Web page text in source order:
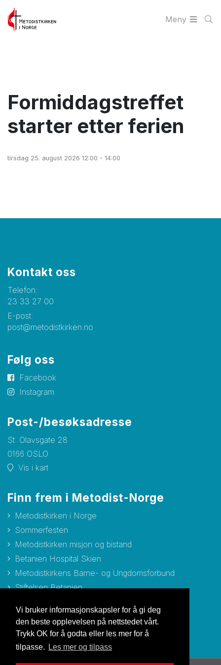
Vi bruker informasjonskapsler for å gi deg
den beste opplevelsen på nettstedet vårt.
Trykk OK for å godta eller les mer for å
tilpasse.
Les mer og tilpass
Meny
Formiddagstreffet
starter etter ferien
tirsdag 25. august 2026 12:00 - 14:00
Kontakt oss
Telefon:
23 33 27 00
E-post:
post@metodistkirken.no
Følg oss
Facebook
Instagram
Post-/besøksadresse
St. Olavsgate 28
0166 OSLO
Vis i kart
Finn frem i Metodist-Norge
Metodistkirken i Norge
Sommerfesten
Metodistkirken misjon og bistand
Betanien Hospital Skien
Metodistkirkens Barne- og Ungdomsforbund
Stiftelsen Betanien